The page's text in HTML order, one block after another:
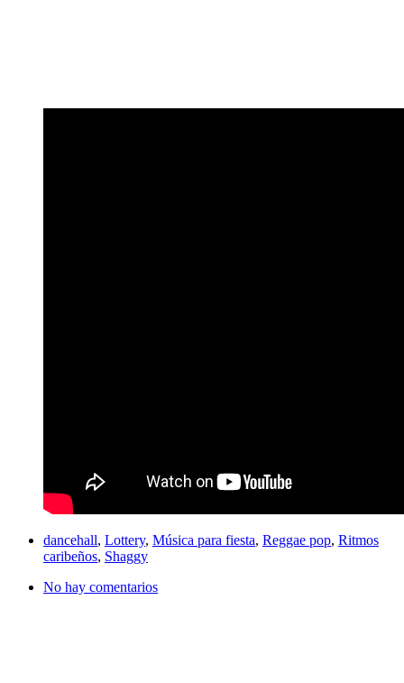
dancehall, Lottery, Música para fiesta, Reggae pop, Ritmos
caribeños, Shaggy
No hay comentarios